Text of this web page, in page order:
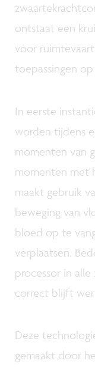
ontstaat een
voor
toepassingen op
In eerste
worden tijdens
momenten van
momenten met
maakt gebruik
beweging van
bloed op te
verplaatsen.
processor in
correct blijft
Deze
gemaakt door